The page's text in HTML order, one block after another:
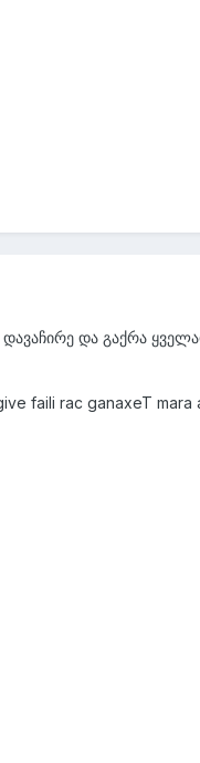
და გაქრა
faili rac ganaxeT